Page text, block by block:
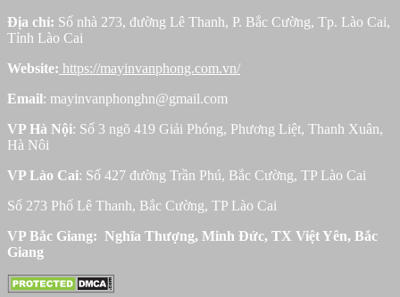
Địa chỉ: Số nhà 273, đường Lê Thanh, P. Bắc Cường, Tp. Lào Cai,
Tỉnh Lào Cai
Website: https://mayinvanphong.com.vn/
Email: mayinvanphonghn@gmail.com
VP Hà Nội: Số 3 ngõ 419 Giải Phóng, Phương Liệt, Thanh Xuân,
Hà Nôi
VP Lào Cai: Số 427 đường Trần Phú, Bắc Cường, TP Lào Cai
Số 273 Phố Lê Thanh, Bắc Cường, TP Lào Cai
VP Bắc Giang: Nghĩa Thượng, Minh Đức, TX Việt Yên, Bắc
Giang